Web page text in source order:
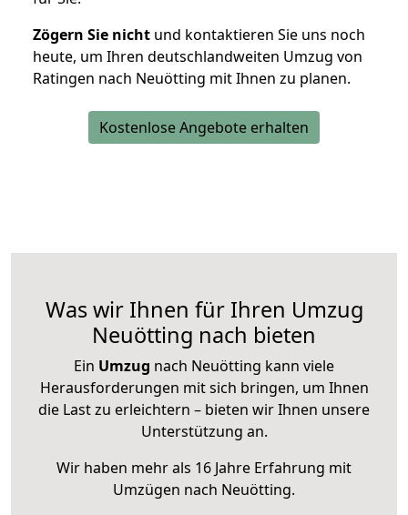
Zögern Sie nicht und kontaktieren Sie uns noch
heute, um Ihren deutschlandweiten Umzug von
Ratingen nach Neuötting mit Ihnen zu planen.
Kostenlose Angebote erhalten
Was wir Ihnen für Ihren Umzug
Neuötting nach bieten
Ein Umzug nach Neuötting kann viele
Herausforderungen mit sich bringen, um Ihnen
die Last zu erleichtern – bieten wir Ihnen unsere
Unterstützung an.
Wir haben mehr als 16 Jahre Erfahrung mit
Umzügen nach Neuötting.